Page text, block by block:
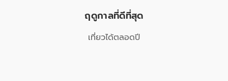
ฤดูกาลที่ดีที่สุด
เที่ยวได้ตลอดปี